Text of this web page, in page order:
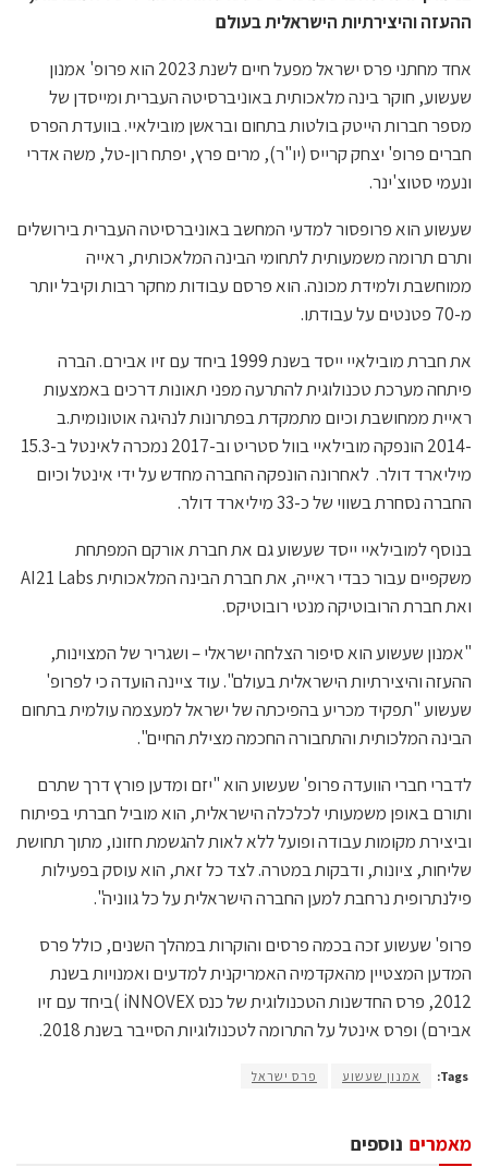
ההעזה והיצירתיות הישראלית בעולם
אחד מחתני פרס ישראל מפעל חיים לשנת 2023 הוא פרופ' אמנון
שעשוע, חוקר בינה מלאכותית באוניברסיטה העברית ומייסדן של
מספר חברות הייטק בולטות בתחום ובראשן מובילאיי. בוועדת הפרס
חברים פרופ' יצחק קרייס (יו"ר), מרים פרץ, יפתח רון-טל, משה אדרי
ונעמי סטוצ'ינר.
שעשוע הוא פרופסור למדעי המחשב באוניברסיטה העברית בירושלים
ותרם תרומה משמעותית לתחומי הבינה המלאכותית, ראייה
ממוחשבת ולמידת מכונה. הוא פרסם עבודות מחקר רבות וקיבל יותר
מ-70 פטנטים על עבודתו.
את חברת מובילאיי ייסד בשנת 1999 ביחד עם זיו אבירם. הברה
פיתחה מערכת טכנולוגית להתרעה מפני תאונות דרכים באמצעות
ראיית ממחושבת וכיום מתמקדת בפתרונות לנהיגה אוטונומית.ב
-2014 הונפקה מובילאיי בוול סטריט וב-2017 נמכרה לאינטל ב-15.3
מיליארד דולר. לאחרונה הונפקה החברה מחדש על ידי אינטל וכיום
החברה נסחרת בשווי של כ-33 מיליארד דולר.
בנוסף למובילאיי ייסד שעשוע גם את חברת אורקם המפתחת
משקפיים עבור כבדי ראייה, את חברת הבינה המלאכותית AI21 Labs
ואת חברת הרובוטיקה מנטי רובוטיקס.
"אמנון שעשוע הוא סיפור הצלחה ישראלי – ושגריר של המצוינות,
ההעזה והיצירתיות הישראלית בעולם". עוד ציינה הועדה כי לפרופ'
שעשוע "תפקיד מכריע בהפיכתה של ישראל למעצמה עולמית בתחום
הבינה המלכותית והתחבורה החכמה מצילת החיים".
לדברי חברי הוועדה פרופ' שעשוע הוא "יזם ומדען פורץ דרך שתרם
ותורם באופן משמעותי לכלכלה הישראלית, הוא מוביל חברתי בפיתוח
וביצירת מקומות עבודה ופועל ללא לאות להגשמת חזונו, מתוך תחושת
שליחות, ציונות, ודבקות במטרה. לצד כל זאת, הוא עוסק בפעילות
פילנתרופית נרחבת למען החברה הישראלית על כל גווניה".
פרופ' שעשוע זכה בכמה פרסים והוקרות במהלך השנים, כולל פרס
המדען המצטיין מהאקדמיה האמריקנית למדעים ואמנויות בשנת
2012, פרס החדשנות הטכנולוגית של כנס iNNOVEX )ביחד עם זיו
אבירם) ופרס אינטל על התרומה לטכנולוגיות הסייבר בשנת 2018.
Tags: אמנון שעשוע פרס ישראל
נוספים מאמרים